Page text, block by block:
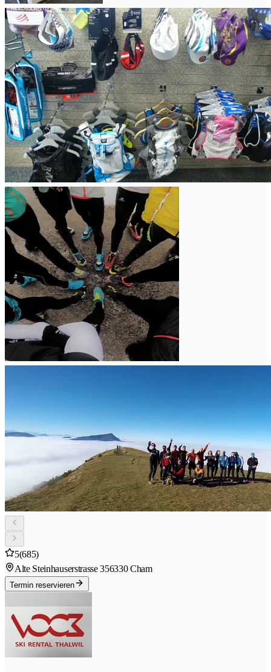
5(685)
Alte Steinhauserstrasse 356330 Cham
Termin reservieren